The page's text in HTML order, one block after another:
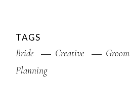
TAGS
Bride Creative Groom
Planning